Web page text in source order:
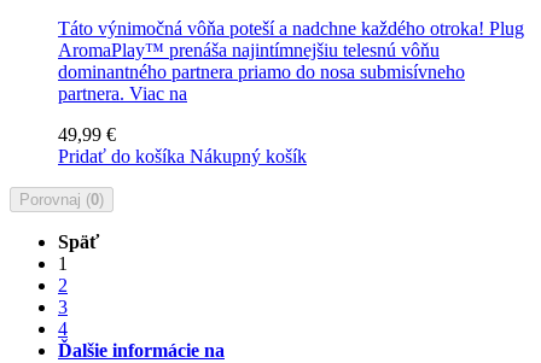
Táto výnimočná vôňa poteší a nadchne každého otroka! Plug
AromaPlay™ prenáša najintímnejšiu telesnú vôňu
dominantného partnera priamo do nosa submisívneho
partnera. Viac na
49,99 €
Pridať do košíka Nákupný košík
Porovnaj (0)
Späť
1
2
3
4
Ďalšie informácie na